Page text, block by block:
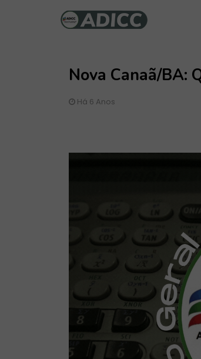
Nova Canaã/BA:
Há 6 Anos